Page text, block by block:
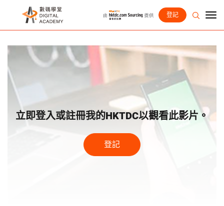
登記
立即登入或註冊我的HKTDC以觀看此影片。
登記